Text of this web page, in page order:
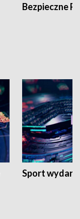
Bezpieczne
Sport